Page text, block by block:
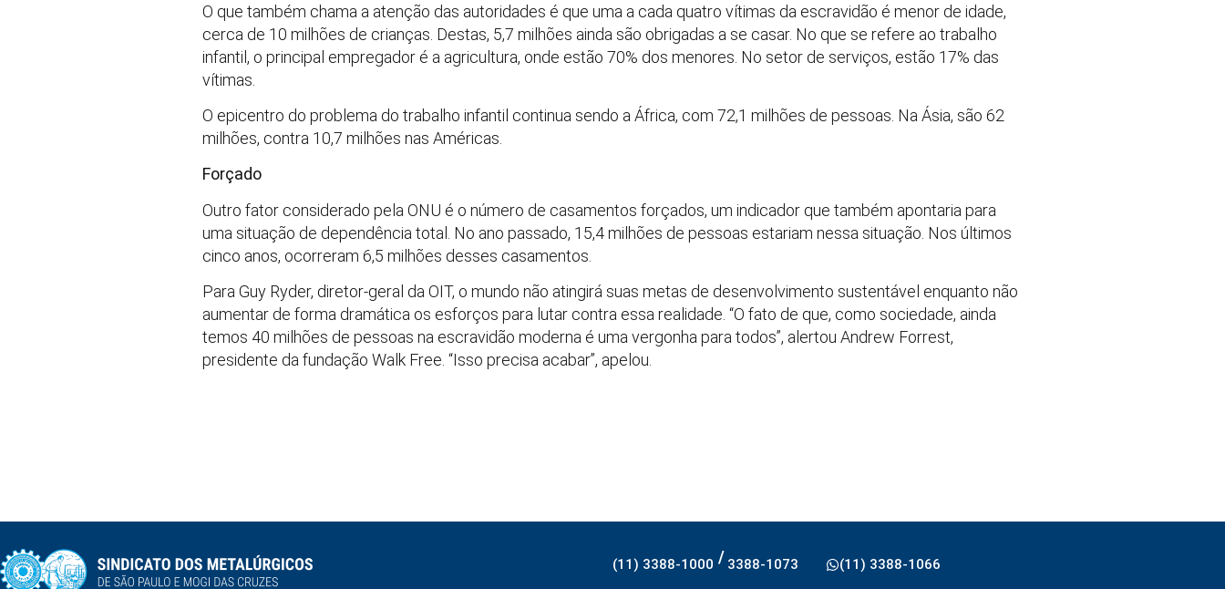
O que também chama a atenção das autoridades é que uma a cada quatro vítimas da escravidão é menor de idade,
cerca de 10 milhões de crianças. Destas, 5,7 milhões ainda são obrigadas a se casar. No que se refere ao trabalho
infantil, o principal empregador é a agricultura, onde estão 70% dos menores. No setor de serviços, estão 17% das
vítimas.
O epicentro do problema do trabalho infantil continua sendo a África, com 72,1 milhões de pessoas. Na Ásia, são 62
milhões, contra 10,7 milhões nas Américas.
Forçado
Outro fator considerado pela ONU é o número de casamentos forçados, um indicador que também apontaria para
uma situação de dependência total. No ano passado, 15,4 milhões de pessoas estariam nessa situação. Nos últimos
cinco anos, ocorreram 6,5 milhões desses casamentos.
Para Guy Ryder, diretor-geral da OIT, o mundo não atingirá suas metas de desenvolvimento sustentável enquanto não
aumentar de forma dramática os esforços para lutar contra essa realidade. “O fato de que, como sociedade, ainda
temos 40 milhões de pessoas na escravidão moderna é uma vergonha para todos”, alertou Andrew Forrest,
presidente da fundação Walk Free. “Isso precisa acabar”, apelou.
(11) 3388-1000 / 3388-1073 (11) 3388-1066